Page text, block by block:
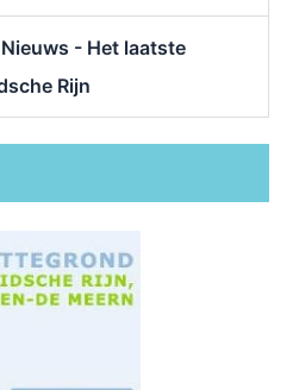
- Het laatste
Rijn